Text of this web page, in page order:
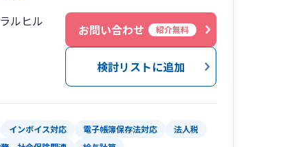
ルヒル
お問い合わせ 紹介無料
検討リストに追加
インボイス対応 電子帳簿保存法対応
法人税